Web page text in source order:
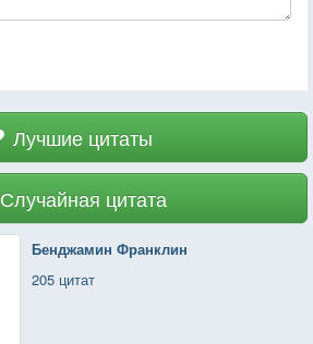
Лучшие цитаты
Случайная цитата
Бенджамин Франклин
205 цитат